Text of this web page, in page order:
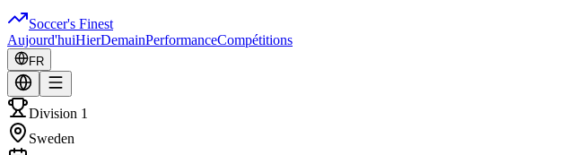
Soccer's Finest
Aujourd'huiHierDemainPerformanceCompétitions
FR
Division 1
Sweden